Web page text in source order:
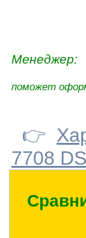
Менеджер:
поможет
👉
7708